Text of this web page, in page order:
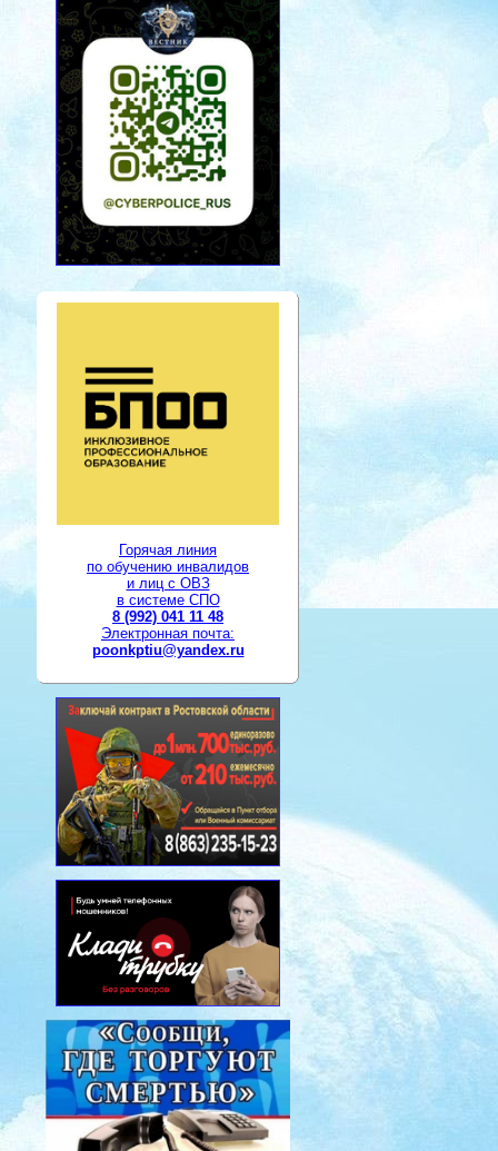
Горячая линия
по обучению инвалидов
и лиц с ОВЗ
в системе СПО
8 (992) 041 11 48
Электронная почта:
poonkptiu@yandex.ru